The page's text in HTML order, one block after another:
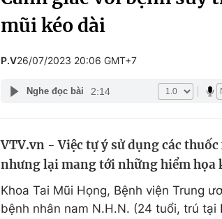
Đời sống
Làm đẹp
Chất lượng cuộc sống
mũi kéo dài
P.V26/07/2023 20:06 GMT+7
Nghe đọc bài 2:14
VTV.vn - Việc tự ý sử dụng các
nhưng lại mang tới những hiểm họa
Khoa Tai Mũi Họng, Bệnh viện Trung
bệnh nhân nam N.H.N. (24 tuổi, trú